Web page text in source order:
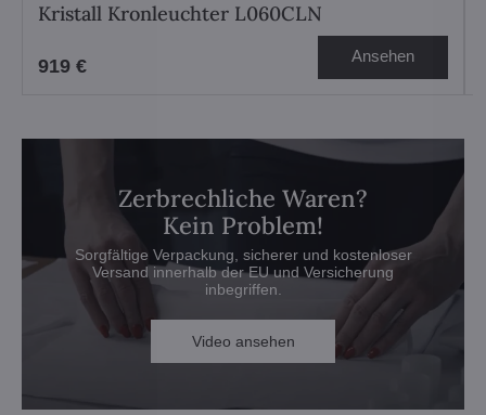
Kristall Kronleuchter L060CLN
919 € Ansehen
Zerbrechliche Waren?
Kein Problem!
Sorgfältige Verpackung, sicherer und kostenloser
Versand innerhalb der EU und Versicherung
inbegriffen.
Video ansehen